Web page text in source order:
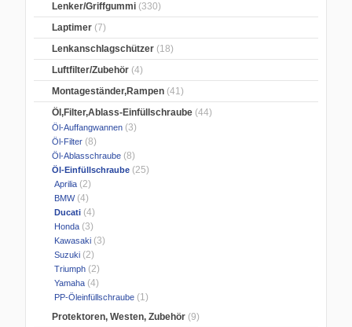
Lenker/Griffgummi (330)
Laptimer (7)
Lenkanschlagschützer (18)
Luftfilter/Zubehör (4)
Montageständer,Rampen (41)
Öl,Filter,Ablass-Einfüllschraube (44)
Öl-Auffangwannen (3)
Öl-Filter (8)
Öl-Ablasschraube (8)
Öl-Einfüllschraube (25)
Aprilia (2)
BMW(4)
Ducati (4)
Honda (3)
Kawasaki (3)
Suzuki (2)
Triumph (2)
Yamaha (4)
PP-Öleinfüllschraube (1)
Protektoren, Westen, Zubehör (9)